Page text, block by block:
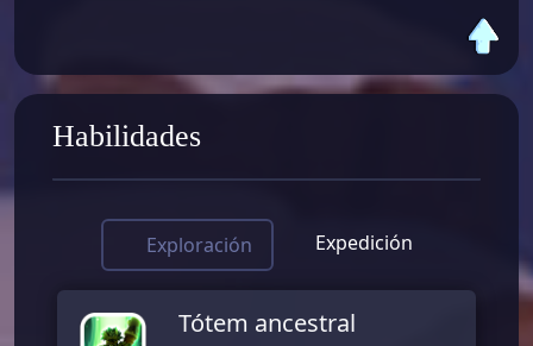
Habilidades
Exploración Expedición
Tótem ancestral